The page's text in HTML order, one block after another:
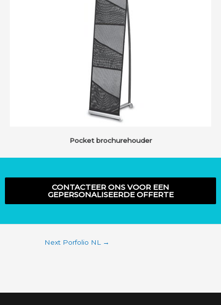
Pocket brochurehouder
CONTACTEER ONS VOOR EEN
GEPERSONALISEERDE OFFERTE
Next Porfolio NL →